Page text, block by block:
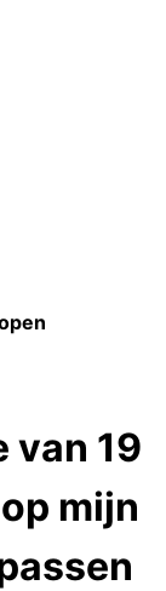
van 19
mijn